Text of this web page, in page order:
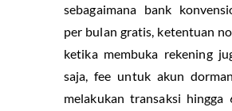
sebagaimana bank
per bulan gratis, ketentuan
ketika membuka rekening
saja, fee untuk akun
melakukan transaksi hingga